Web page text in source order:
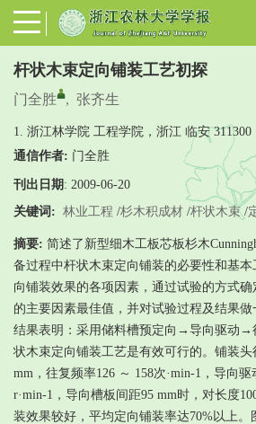
杆状木束定向铺装工艺初探
门全胜 , 张齐生
1. 浙江林学院 工程学院，浙江 临安 311300
通信作者: 门全胜
刊出日期 : 2009-06-20
关键词: 林业工程 /杉木积成材 /杆状木束/
摘要: 简述了新型细木工板芯板杉木
备过程中杆状木束定向铺装的必要性和基
向铺装效果的各项因素，通过试验的方式
的主要因素最佳值，并对试验过程及结果
结果表明：采用储料槽预定向→导向驱动→
状木束定向铺装工艺是有效可行的。铺装头
mm，往复频率126 ～ 158次·min-1，导向
r·min-1，导向槽板间距95 mm时，对长度
装效果较好，平均定向铺装率达70%以上。